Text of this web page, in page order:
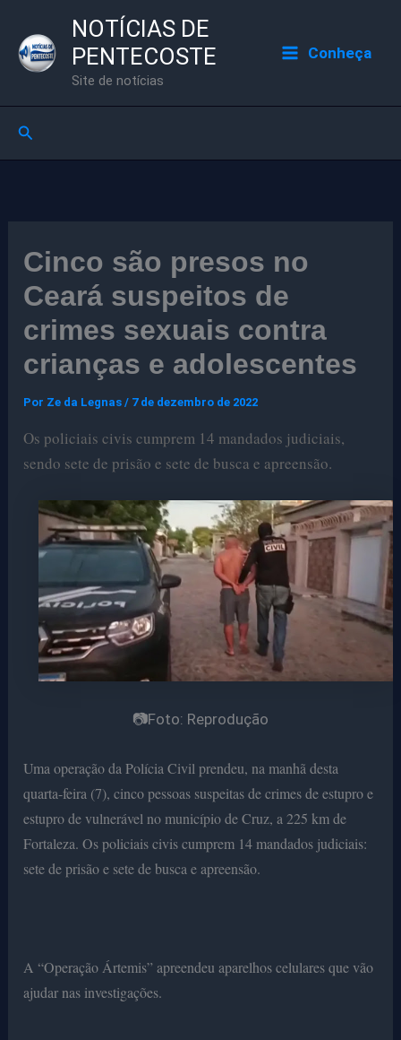
para
NOTÍCIAS DE
PENTECOSTE
Site de notícias
Conheça
Pesquisar
Cinco são presos no
Ceará suspeitos de
crimes sexuais contra
crianças e adolescentes
Por Ze da Legnas/ 7 de dezembro de 2022
Os policiais civis cumprem 14 mandados judiciais,
sendo sete de prisão e sete de busca e apreensão.
📷Foto: Reprodução
Uma operação da Polícia Civil prendeu, na manhã desta
quarta-feira (7), cinco pessoas suspeitas de crimes de estupro e
estupro de vulnerável no município de Cruz, a 225 km de
Fortaleza. Os policiais civis cumprem 14 mandados judiciais:
sete de prisão e sete de busca e apreensão.
A “Operação Ártemis” apreendeu aparelhos celulares que vão
ajudar nas investigações.